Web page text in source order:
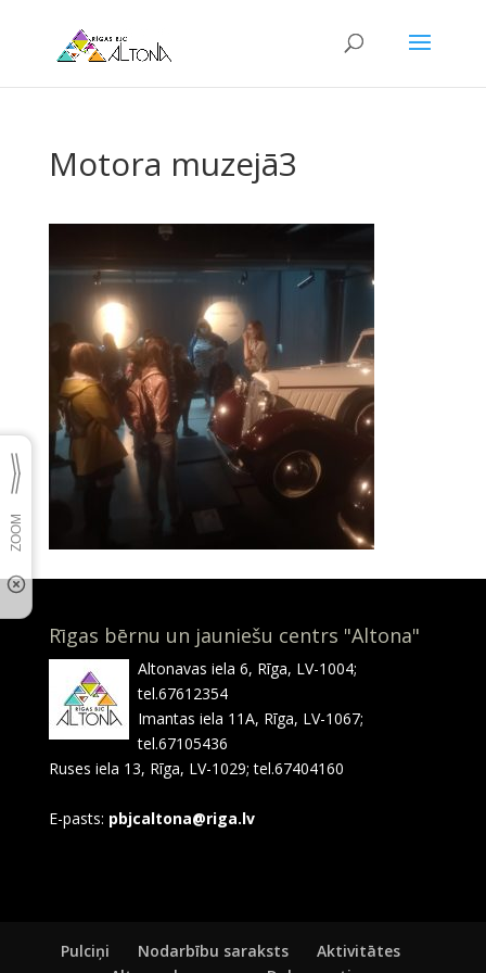
Motora muzejā3
Rīgas bērnu un jauniešu centrs "Altona"
Altonavas iela 6, Rīga, LV-1004;
tel.67612354
Imantas iela 11A, Rīga, LV-1067;
tel.67105436
Ruses iela 13, Rīga, LV-1029; tel.67404160
E-pasts: pbjcaltona@riga.lv
Pulciņi Nodarbību saraksts
Aktivitātes